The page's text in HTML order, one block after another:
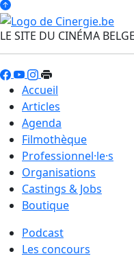
LE SITE DU CINÉMA BELGE
Accueil
Articles
Agenda
Filmothèque
Professionnel·le·s
Organisations
Castings & Jobs
Boutique
Podcast
Les concours